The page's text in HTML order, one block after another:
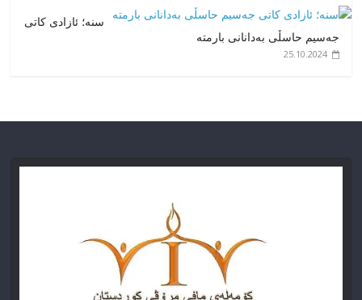
سنە؛ ئازادی کاتی
جەسیم حاسڵی بەدانانی بارمتە
25.10.2024